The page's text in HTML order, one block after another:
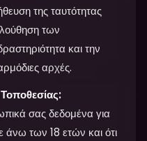
της ταυτότητας
των
και την
αρχές.
σας δεδομένα για
άνω των 18 ετών και ότι